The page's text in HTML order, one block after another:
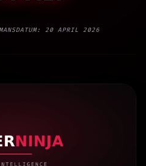
DATUM: 20 APRIL 2026